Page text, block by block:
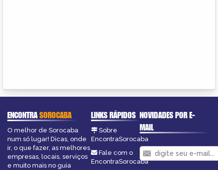
ENCONTRASOROCABA
O melhor de Sorocaba
num só lugar! Dicas, onde
ir, o que fazer, as melhores
empresas, locais, serviços
e muito mais no guia
LINKS RÁPIDOS
Sobre
EncontraSorocaba
Fale com o
EncontraSorocaba
NOVIDADES POR E-
MAIL